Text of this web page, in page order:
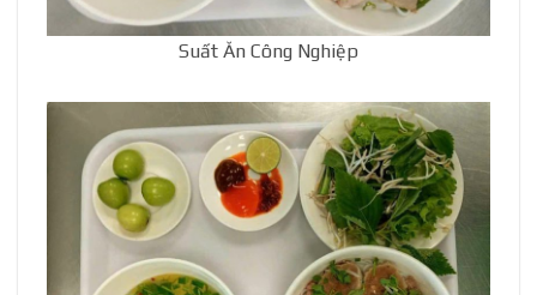
Suất Ăn Công Nghiệp